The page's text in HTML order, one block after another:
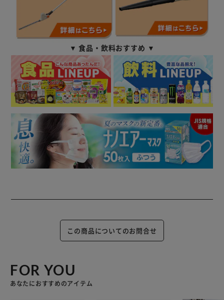
▼ 食品・飲料おすすめ ▼
この商品についてのお問合せ
FOR YOU
あなたにおすすめのアイテム